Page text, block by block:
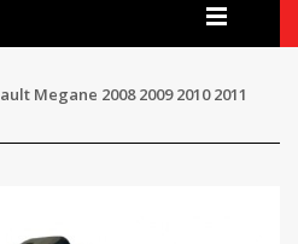
Megane 2008 2009 2010 2011